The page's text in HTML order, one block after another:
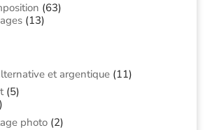
(63)
(13)
et argentique(11)
(5)
photo(2)